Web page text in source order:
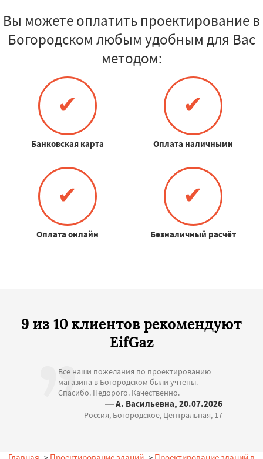
Вы можете оплатить проектирование в
Богородском любым удобным для Вас
методом:
✔
Банковская карта
✔
Оплата наличными
✔
Оплата онлайн
✔
Безналичный расчёт
9 из 10 клиентов рекомендуют
EifGaz
Все наши пожелания по проектированию
магазина в Богородском были учтены.
Спасибо. Недорого. Качественно.
— А. Васильевна, 20.07.2026
Россия, Богородское, Центральная, 17